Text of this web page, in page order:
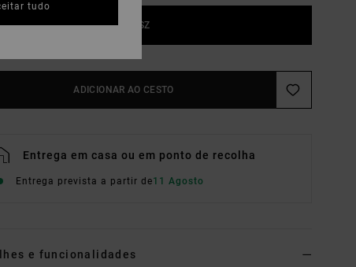
1SZ
ADICIONAR AO CESTO
Entrega em casa ou em ponto de recolha
Entrega prevista a partir de11 Agosto
e funcionalidades
tudo